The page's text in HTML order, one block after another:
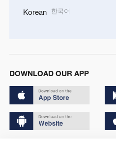
Korean 한국어
DOWNLOAD OUR APP